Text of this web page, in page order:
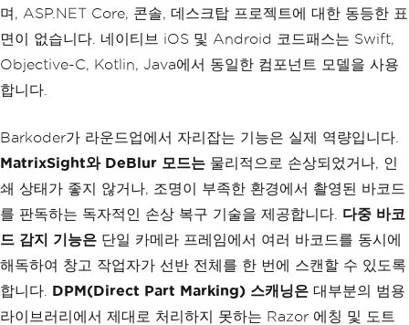
Console .WriteLine($"Type:
{r.BarcodeTypeName}"
Console. WriteLine($
"Value:
{r.TextualData}" );
며, ASP.NET Core, 콘솔, 데스크탑 프로젝트에 대한 동등한 표
면이 없습니다. 네이티브 iOS 및 Android 코드패스는 Swift,
Objective-C, Kotlin, Java에서 동일한 컴포넌트 모델을 사용
합니다.
Barkoder가 라운드업에서 자리잡는 기능은 실제 역량입니다.
MatrixSight와 DeBlur 모드는 물리적으로 손상되었거나, 인
쇄 상태가 좋지 않거나, 조명이 부족한 환경에서 촬영된 바코드
를 판독하는 독자적인 손상 복구 기술을 제공합니다. 다중 바코
드 감지 기능은 단일 카메라 프레임에서 여러 바코드를 동시에
해독하여 창고 작업자가 선반 전체를 한 번에 스캔할 수 있도록
합니다. DPM(Direct Part Marking) 스캐닝은 대부분의 범용
라이브러리에서 제대로 처리하지 못하는 Razor 에칭 및 도트